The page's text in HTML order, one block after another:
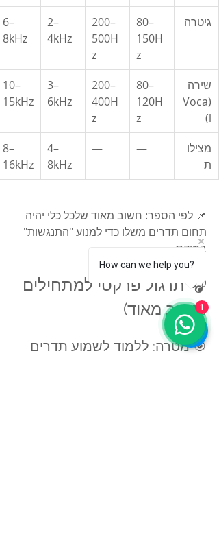
גיטרה
80–
150H
z
200–
500H
z
2–
4kHz
6–
8kHz
שירה
(Voca
l)
80–
120H
z
200–
400H
z
3–
6kHz
10–
15kHz
מצילו
ת
—
—
4–
8kHz
8–
16kHz
📌 לפי הספר: חשוב מאוד שלכל כלי יהיה
תחום תדרים משלו כדי למנוע "התנגשות"
במיקס
🎧 תרגול פרקטי למתחילים
(חשוב מאוד)
🎯 מטרה: ללמוד לשמוע תדרים
How can we help you?
1